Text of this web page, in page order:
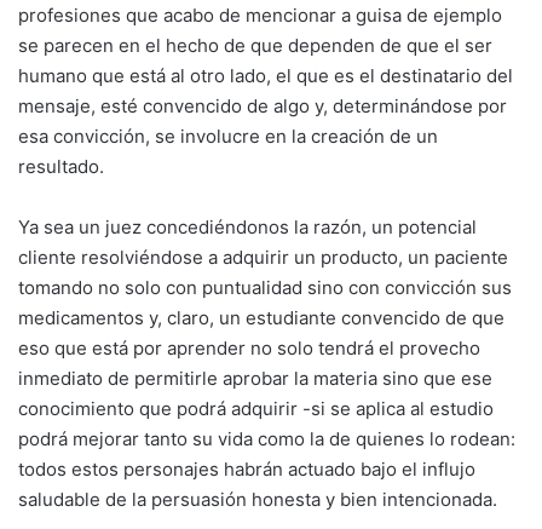
profesiones que acabo de mencionar a guisa de ejemplo
se parecen en el hecho de que dependen de que el ser
humano que está al otro lado, el que es el destinatario del
mensaje, esté convencido de algo y, determinándose por
esa convicción, se involucre en la creación de un
resultado.
Ya sea un juez concediéndonos la razón, un potencial
cliente resolviéndose a adquirir un producto, un paciente
tomando no solo con puntualidad sino con convicción sus
medicamentos y, claro, un estudiante convencido de que
eso que está por aprender no solo tendrá el provecho
inmediato de permitirle aprobar la materia sino que ese
conocimiento que podrá adquirir -si se aplica al estudio
podrá mejorar tanto su vida como la de quienes lo rodean:
todos estos personajes habrán actuado bajo el influjo
saludable de la persuasión honesta y bien intencionada.